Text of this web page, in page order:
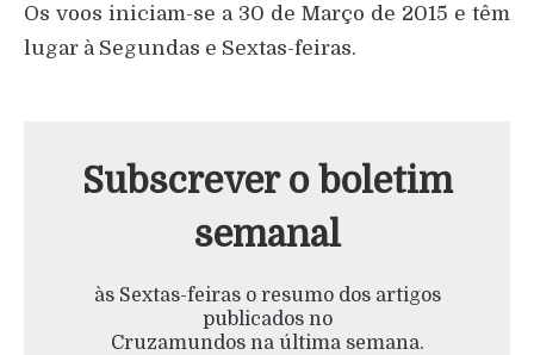
Os voos iniciam-se a 30 de Março de 2015 e têm
lugar à Segundas e Sextas-feiras.
Subscrever o boletim
semanal
às Sextas-feiras o resumo dos artigos
publicados no
Cruzamundos na última semana.